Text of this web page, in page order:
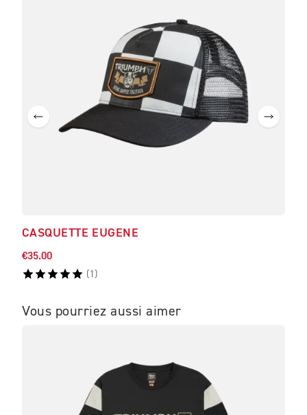
CASQUETTE EUGENE
€35.00
( 1 )
Vous pourriez aussi aimer